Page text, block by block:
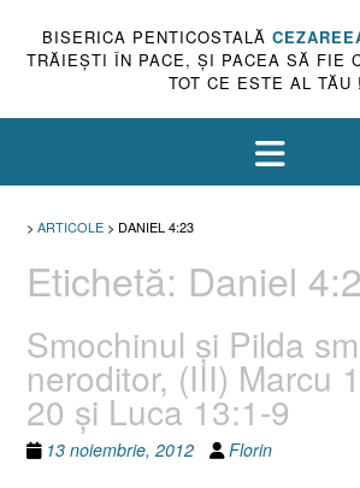
BISERICA PENTICOSTALĂ
TRĂIEŞTI ÎN PACE, ŞI PACEA SĂ FIE
TOT CE ESTE AL TĂU
> ARTICOLE > DANIEL 4:23
Etichetă: Daniel
Smochinul şi Pilda
neroditor, (III) Marcu
20 şi Luca 13:1-9
13 noiembrie, 2012 Florin